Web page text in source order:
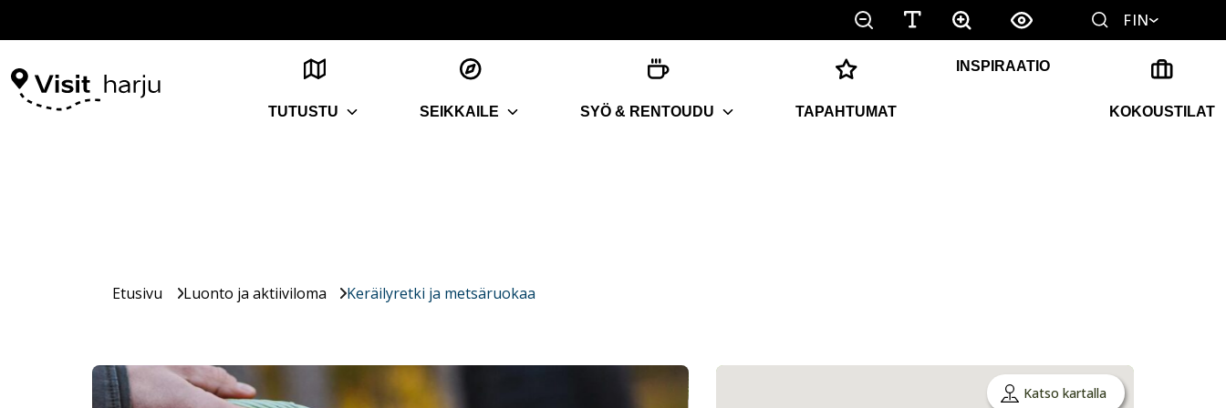
FIN
TUTUSTU SEIKKAILE SYÖ & RENTOUDU TAPAHTUMAT
INSPIRAATIO
KOKOUSTILAT
Etusivu Luonto ja aktiiviloma Keräilyretki ja metsäruokaa
Katso kartalla